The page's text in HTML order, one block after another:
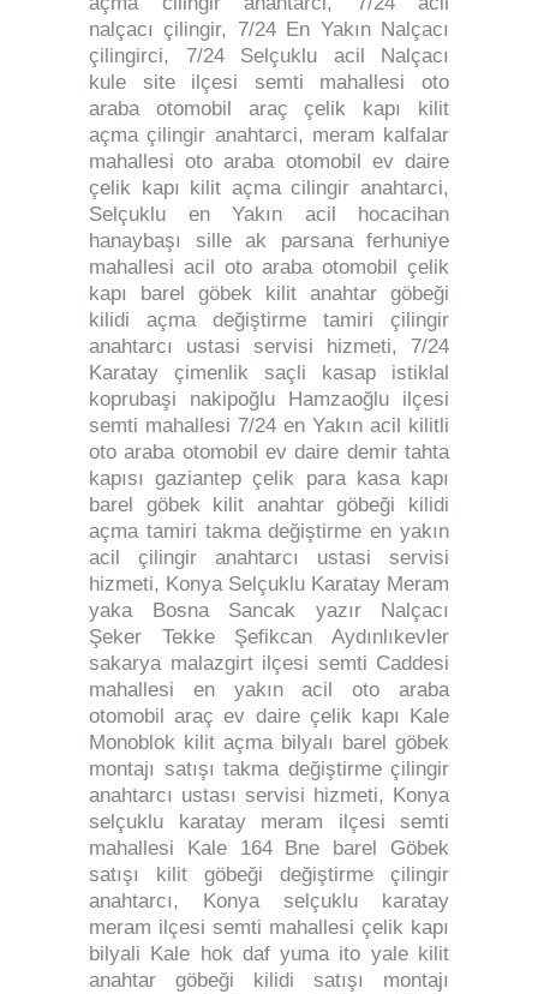
nalçacı çilingir, 7/24 En Yakın Nalçacı
çilingirci, 7/24 Selçuklu acil Nalçacı
kule site ilçesi semti mahallesi oto
araba otomobil araç çelik kapı kilit
açma çilingir anahtarci, meram kalfalar
mahallesi oto araba otomobil ev daire
çelik kapı kilit açma cilingir anahtarci,
Selçuklu en Yakın acil hocacihan
hanaybaşı sille ak parsana ferhuniye
mahallesi acil oto araba otomobil çelik
kapı barel göbek kilit anahtar göbeği
kilidi açma değiştirme tamiri çilingir
anahtarcı ustasi servisi hizmeti, 7/24
Karatay çimenlik saçli kasap istiklal
koprubaşi nakipoğlu Hamzaoğlu ilçesi
semti mahallesi 7/24 en Yakın acil kilitli
oto araba otomobil ev daire demir tahta
kapısı gaziantep çelik para kasa kapı
barel göbek kilit anahtar göbeği kilidi
açma tamiri takma değiştirme en yakın
acil çilingir anahtarcı ustasi servisi
hizmeti, Konya Selçuklu Karatay Meram
yaka Bosna Sancak yazır Nalçacı
Şeker Tekke Şefikcan Aydınlıkevler
sakarya malazgirt ilçesi semti Caddesi
mahallesi en yakın acil oto araba
otomobil araç ev daire çelik kapı Kale
Monoblok kilit açma bilyalı barel göbek
montajı satışı takma değiştirme çilingir
anahtarcı ustası servisi hizmeti, Konya
selçuklu karatay meram ilçesi semti
mahallesi Kale 164 Bne barel Göbek
satışı kilit göbeği değiştirme çilingir
anahtarcı, Konya selçuklu karatay
meram ilçesi semti mahallesi çelik kapı
bilyali Kale hok daf yuma ito yale kilit
anahtar göbeği kilidi satışı montajı